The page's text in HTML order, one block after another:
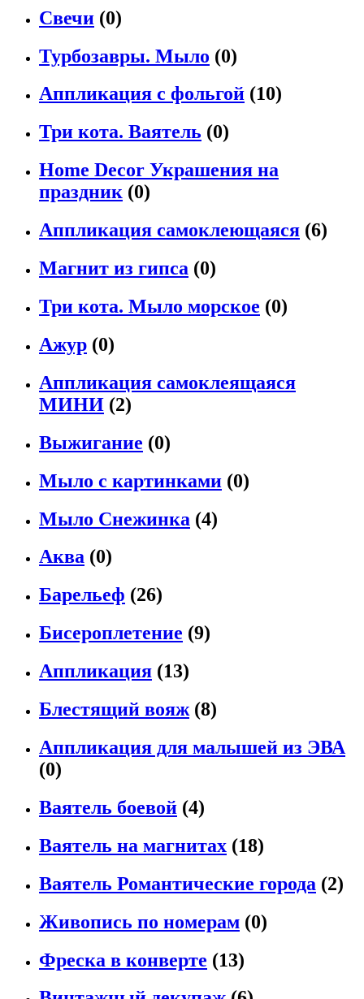
Свечи (0)
Турбозавры. Мыло (0)
Аппликация с фольгой (10)
Три кота. Ваятель (0)
Home Decor Украшения на
праздник (0)
Аппликация самоклеющаяся (6)
Магнит из гипса (0)
Три кота. Мыло морское (0)
Ажур (0)
Аппликация самоклеящаяся
МИНИ (2)
Выжигание (0)
Мыло с картинками (0)
Мыло Снежинка (4)
Аква (0)
Барельеф (26)
Бисероплетение (9)
Аппликация (13)
Блестящий вояж (8)
Аппликация для малышей из ЭВА
(0)
Ваятель боевой (4)
Ваятель на магнитах (18)
Ваятель Романтические города (2)
Живопись по номерам (0)
Фреска в конверте (13)